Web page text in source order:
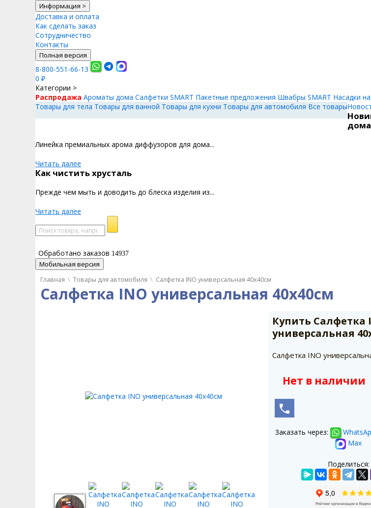
Информация >
Доставка и оплата
Как сделать заказ
Сотрудничество
Контакты
Полная версия
8-800-551-66-13
0 ₽
Категории >
Распродажа Ароматы дома Салфетки SMART Пакетные предложения Швабры SMART Насадки
Товары для тела Товары для ванной Товары для кухни Товары для автомобиля Все товары
дома
Линейка премиальных арома диффузоров для дома...
Читать далее
Как чистить хрусталь
Прежде чем мыть и доводить до блеска изделия из...
Читать далее
Обработано заказов 14937
Мобильная версия
Главная \ Товары для автомобиля \ Салфетка INO универсальная 40х40см
Салфетка INO универсальная 40х40см
Купить Салфетка
универсальная
Салфетка INO
Нет в наличии
Заказать через:
Max
Поделиться: